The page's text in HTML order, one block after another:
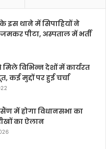
इस थाने में सिपाहियों ने
जमकर पीटा, अस्पताल में भर्ती
विभिन्न देशों में कार्यरत
कई मुद्दों पर हुई चर्चा
में होगा विधानसभा का
का ऐलान